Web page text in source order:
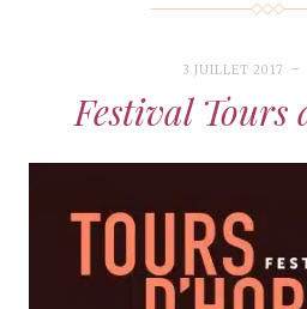
3 JUILLET 2017
Festival Tours